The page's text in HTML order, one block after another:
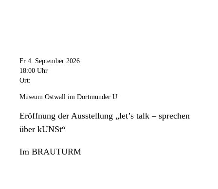
Fr 4. September 2026
18:00 Uhr
Ort:
Museum Ostwall im Dortmunder U
Eröffnung der Ausstellung „let’s talk – sprechen
über kUNSt“
Im BRAUTURM